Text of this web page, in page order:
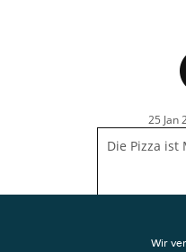
25 Jan
Die Pizza ist
Wir